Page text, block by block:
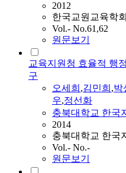
2012
한국교원교육학
Vol.- No.61,62
원문보기
교육지원청 효율적 행
구
오세희 ,김민희 ,박
우,정선화
충북대학교 한국
2014
충북대학교 한국
Vol.- No.-
원문보기